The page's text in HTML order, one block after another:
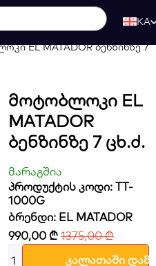
KA
EL MATADOR ბენზინზე 7
Მოტობლოკი EL
MATADOR
Ბენზინზე 7 Ცხ.ძ.
მარაგშია
პროდუქტის კოდი: TT-
1000G
ბრენდი: EL MATADOR
990,00 ₾ 1375,00₾
კალათაში